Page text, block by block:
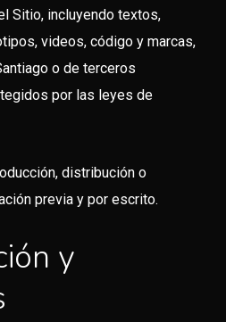
Sitio, incluyendo textos,
videos, código y marcas,
o de terceros
por las leyes de
distribución o
previa y por escrito.
y